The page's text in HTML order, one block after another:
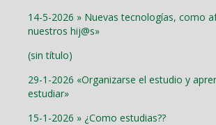
14-5-2026 » Nuevas tecnologías, como
nuestros hij@s»
(sin título)
29-1-2026 «Organizarse el estudio y
estudiar»
15-1-2026 » ¿Como estudias??